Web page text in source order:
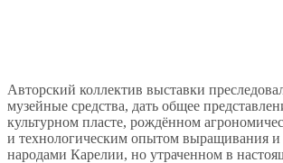
Авторский коллектив выставки
музейные средства, дать общее
культурном пласте, рождённом
и технологическим опытом выращивания и
народами Карелии, но утраченном в